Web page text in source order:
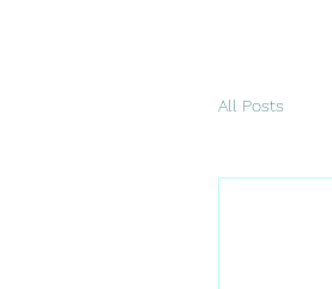
All Posts